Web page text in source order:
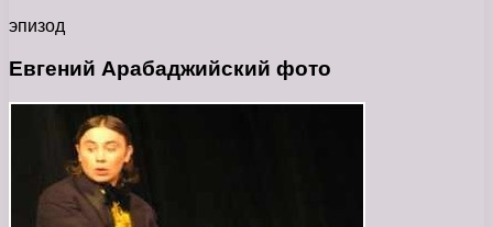
эпизод
Евгений Арабаджийский фото